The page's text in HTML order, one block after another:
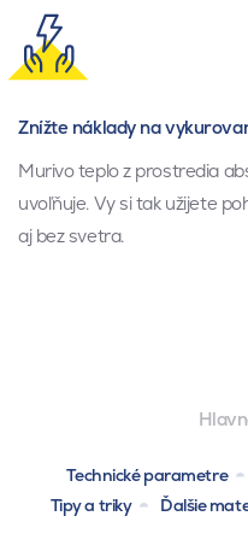
Znížte náklady na
Murivo teplo z prostredia
uvoľňuje. Vy si tak užijete
aj bez svetra.
Technické parametre
Tipy a triky
Ďalšie